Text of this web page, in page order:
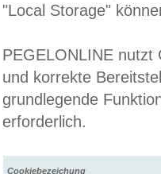
"Local Storage"
PEGELONLINE nutzt
und korrekte
grundlegende
erforderlich.
Cookiebezeichung